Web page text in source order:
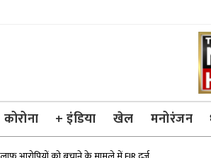
कोरोना + इंडिया खेल मनोरंजन